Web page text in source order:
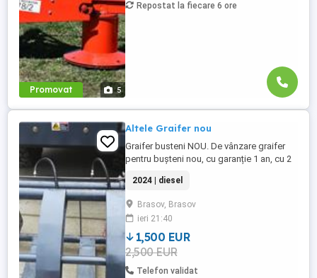
Promovat 5
Repostat la fiecare 6 ore
Altele Graifer nou
Graifer busteni NOU. De vânzare graifer
pentru bușteni nou, cu garanție 1 an, cu 2
frontale cu capacitate de ridicare de la
1,5tone. Preț de la 1500euro + tva Pe stoc
sau la comandă, diferite atașamente
pentru utilaje
2024 | diesel
Brasov, Brasov
ieri 21:40
1,500 EUR
2,500 EUR
Telefon validat